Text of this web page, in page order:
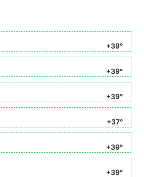
+39°
+39°
+39°
+37°
+39°
+39°